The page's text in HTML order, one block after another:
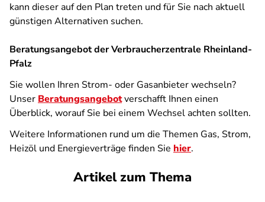
kann dieser auf den Plan treten und für Sie nach aktuell
günstigen Alternativen suchen.
Beratungsangebot der Verbraucherzentrale Rheinland-
Pfalz
Sie wollen Ihren Strom- oder Gasanbieter wechseln?
Unser Beratungsangebotverschafft Ihnen einen
Überblick, worauf Sie bei einem Wechsel achten sollten.
Weitere Informationen rund um die Themen Gas, Strom,
Heizöl und Energieverträge finden Sie hier.
Artikel zum Thema